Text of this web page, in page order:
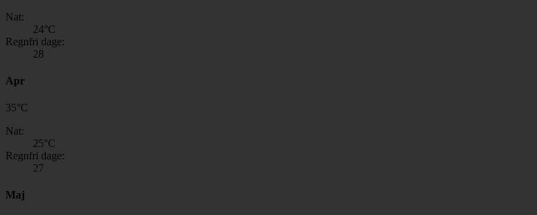
Nat:
24°C
Regnfri dage:
28
Apr
35°C
Nat:
25°C
Regnfri dage:
27
Maj